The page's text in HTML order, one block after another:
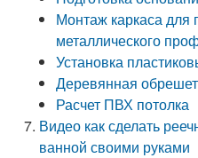
Монтаж каркаса для
металлического
Установка
Деревянная
Расчет ПВХ потолка
Видео как сделать
ванной своими руками